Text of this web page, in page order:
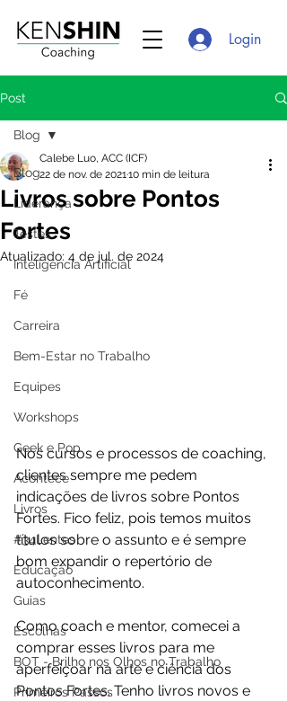
Login
Post
Blog
Liderança
Testes
Inteligência Artificial
Fé
Carreira
Bem-Estar no Trabalho
Equipes
Workshops
Geek e Pop
Acontece
Livros
#34Lentes
Educação
Guias
Escolhas
BOT - Brilho nos Olhos no Trabalho
Primeiros Passos
Blog
Livros sobre Pontos
Fortes
Calebe Luo, ACC (ICF)
22 de nov. de 202110 min de leitura
Atualizado: 4 de jul. de 2024
Nos cursos e processos de coaching,
clientes sempre me pedem
indicações de livros sobre Pontos
Fortes. Fico feliz, pois temos muitos
títulos sobre o assunto e é sempre
bom expandir o repertório de
autoconhecimento.
Como coach e mentor, comecei a
comprar esses livros para me
aperfeiçoar na arte e ciência dos
Pontos Fortes. Tenho livros novos e